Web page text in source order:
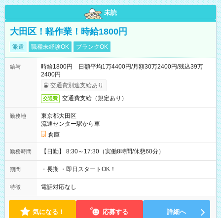
未読
大田区！軽作業！時給1800円
派遣 職種未経験OK ブランクOK
給与
時給1800円 日額平均1万4400円/月額30万2400円/残込39万
2400円
交通費別途支給あり
交通費 交通費支給（規定あり）
勤務地
東京都大田区
流通センター駅から車
倉庫
勤務時間 【日勤】 8:30～17:30（実働8時間/休憩60分）
期間 ・長期 ・即日スタートOK！
特徴 電話対応なし
気になる！ 応募する 詳細へ